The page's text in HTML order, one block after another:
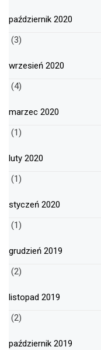
październik 2020
(3)
wrzesień 2020
(4)
marzec 2020
(1)
luty 2020
(1)
styczeń 2020
(1)
grudzień 2019
(2)
listopad 2019
(2)
październik 2019